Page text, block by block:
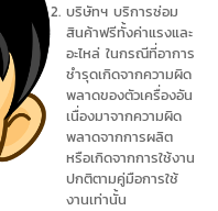
บริษัทฯ บริการซ่อม
สินค้าฟรีทั้งค่าแรงและ
อะไหล่ ในกรณีที่อาการ
ชำรุดเกิดจากความผิด
พลาดของตัวเครื่องอัน
เนื่องมาจากความผิด
พลาดจากการผลิต
หรือเกิดจากการใช้งาน
ปกติตามคู่มือการใช้
งานเท่านั้น